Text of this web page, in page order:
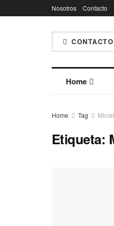
Nosotros Contacto
Home
Home Tag
Etiqueta: